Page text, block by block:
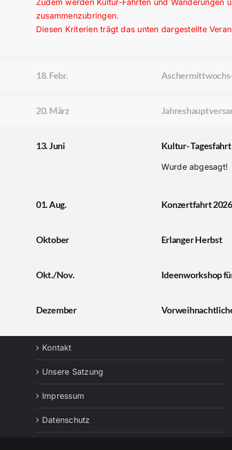
Zudem werden Kultur-Fahrten und Wanderungen
zusammenzubringen.
Diesen Kriterien trägt das unten dargestellte
18. Febr.
20. März
13. Juni Kultur-
Wurde abgesagt!
01. Aug. Konzertfahrt
Oktober Erlanger Herbst
Okt./Nov. Ideenworkshop
Dezember
Kontakt
Unsere Satzung
Impressum
Datenschutz